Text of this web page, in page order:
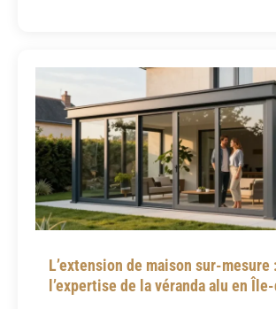
L’extension de maison sur-mesure :
l’expertise de la véranda alu en